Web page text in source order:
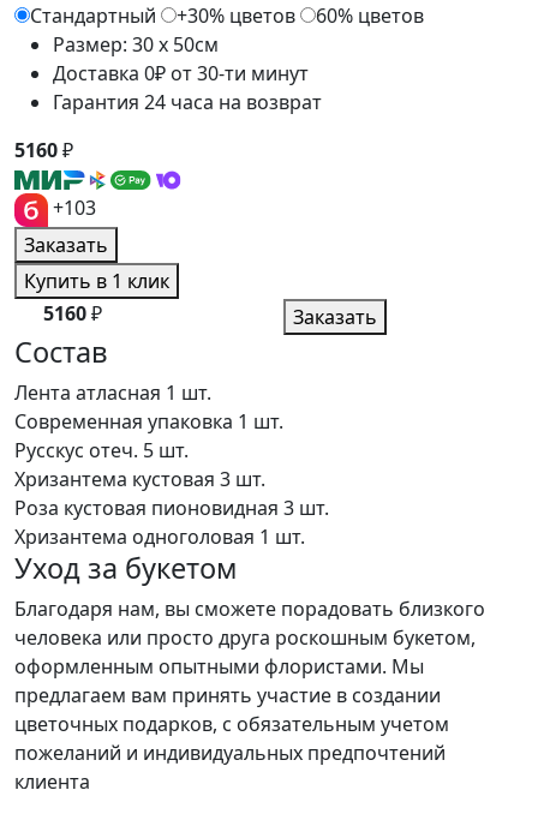
Стандартный
+30% цветов
60% цветов
Размер: 30 x 50см
Доставка 0₽ от 30-ти минут
Гарантия 24 часа на возврат
5160₽
+103
Заказать
Купить в 1 клик
5160₽ Заказать
Состав
Лента атласная 1 шт.
Современная упаковка 1 шт.
Русскус отеч. 5 шт.
Хризантема кустовая 3 шт.
Роза кустовая пионовидная 3 шт.
Хризантема одноголовая 1 шт.
Уход за букетом
Благодаря нам, вы сможете порадовать близкого
человека или просто друга роскошным букетом,
оформленным опытными флористами. Мы
предлагаем вам принять участие в создании
цветочных подарков, с обязательным учетом
пожеланий и индивидуальных предпочтений
клиента